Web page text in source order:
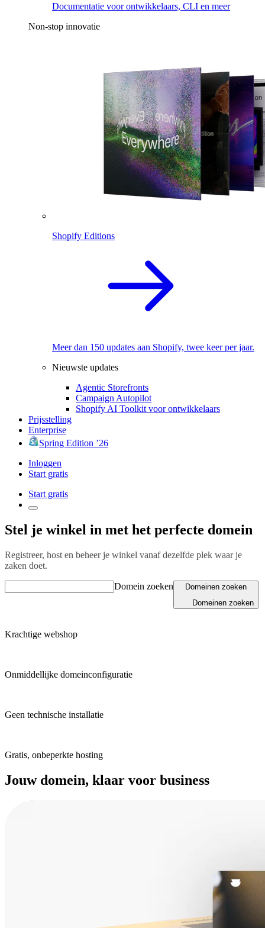
Documentatie voor ontwikkelaars, CLI en meer
Non-stop innovatie
Shopify Editions
Meer dan 150 updates aan Shopify, twee keer per jaar.
Nieuwste updates
Agentic Storefronts
Campaign Autopilot
Shopify AI Toolkit voor ontwikkelaars
Prijsstelling
Enterprise
Spring Edition ’26
Inloggen
Start gratis
Start gratis
Stel je winkel in met het perfecte domein
Registreer, host en beheer je winkel vanaf dezelfde plek waar je
zaken doet.
Domein zoeken
Domeinen zoeken
Domeinen zoeken
Krachtige webshop
Onmiddellijke domeinconfiguratie
Geen technische installatie
Gratis, onbeperkte hosting
Jouw domein, klaar voor business